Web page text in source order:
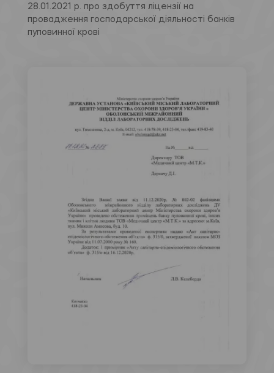
28.01.2021 р. про здобуття ліцензії на
провадження господарської діяльності банків
пуповинної крові